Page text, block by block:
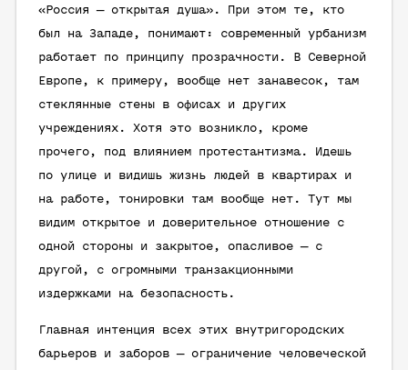
«Россия — открытая душа». При этом те, кто
был на Западе, понимают: современный урбанизм
работает по принципу прозрачности. В Северной
Европе, к примеру, вообще нет занавесок, там
стеклянные стены в офисах и других
учреждениях. Хотя это возникло, кроме
прочего, под влиянием протестантизма. Идешь
по улице и видишь жизнь людей в квартирах и
на работе, тонировки там вообще нет. Тут мы
видим открытое и доверительное отношение с
одной стороны и закрытое, опасливое — с
другой, с огромными транзакционными
издержками на безопасность.
Главная интенция всех этих внутригородских
барьеров и заборов — ограничение человеческой